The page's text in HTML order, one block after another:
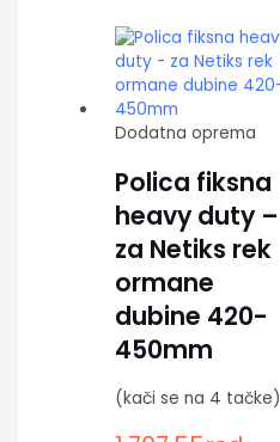
Dodatna oprema
Polica fiksna
heavy duty –
za Netiks rek
ormane
dubine 420-
450mm
(kači se na 4 tačke)